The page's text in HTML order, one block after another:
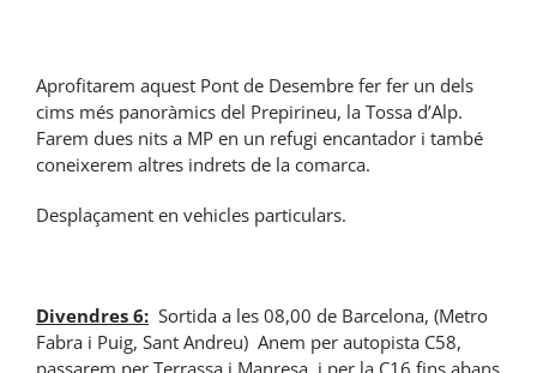
Aprofitarem aquest Pont de Desembre fer fer un dels
cims més panoràmics del Prepirineu, la Tossa d’Alp.
Farem dues nits a MP en un refugi encantador i també
coneixerem altres indrets de la comarca.
Desplaçament en vehicles particulars.
Divendres 6: Sortida a les 08,00 de Barcelona, (Metro
Fabra i Puig, Sant Andreu) Anem per autopista C58,
passarem per Terrassa i Manresa, i per la C16 fins abans